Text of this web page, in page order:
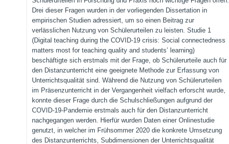
Drei dieser Fragen wurden in der vorliegenden Dissertation in
empirischen Studien adressiert, um so einen Beitrag zur
verlässlichen Nutzung von Schülerurteilen zu leisten. Studie 1
(Digital teaching during the COVID-19 crisis: Social connectedness
matters most for teaching quality and students’ learning)
beschäftigte sich erstmals mit der Frage, ob Schülerurteile auch für
den Distanzunterricht eine geeignete Methode zur Erfassung von
Unterrichtsqualität sind. Während die Nutzung von Schülerurteilen
im Präsenzunterricht in der Vergangenheit vielfach erforscht wurde,
konnte dieser Frage durch die Schulschließungen aufgrund der
COVID-19-Pandemie erstmals auch für den Distanzunterricht
nachgegangen werden. Hierfür wurden Daten einer Onlinestudie
genutzt, in welcher im Frühsommer 2020 die konkrete Umsetzung
des Distanzunterrichts, Subdimensionen der Unterrichtsqualität